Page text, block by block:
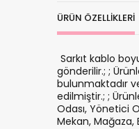
ÜRÜN ÖZELLIKLERI
Sarkıt kablo
gönderilir.; ;
bulunmaktadır
edilmiştir.; ;
Odası, Yönetici
Mekan, Mağaza,